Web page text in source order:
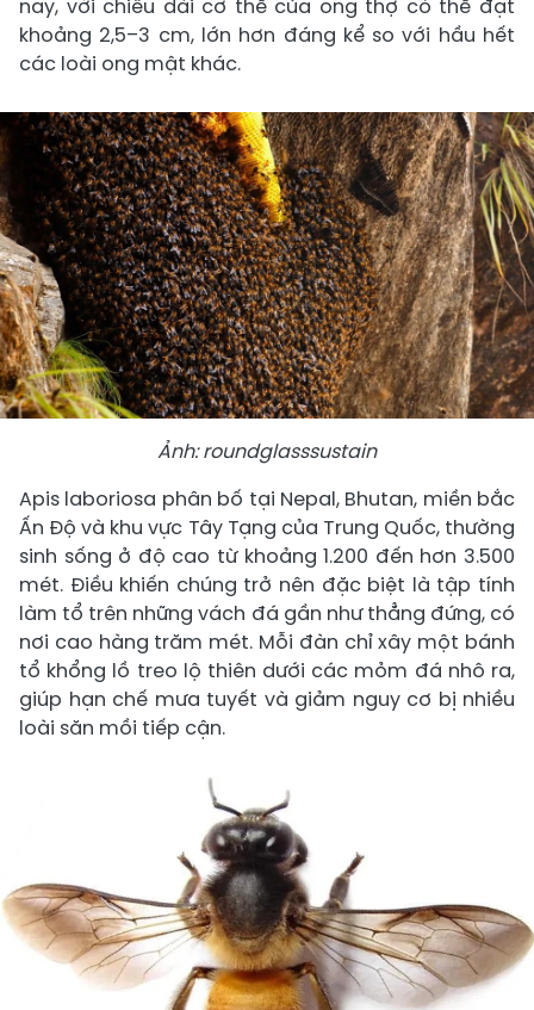
nay, với chiều dài cơ thể của ong thợ có thể đạt
khoảng 2,5–3 cm, lớn hơn đáng kể so với hầu hết
các loài ong mật khác.
Ảnh: roundglasssustain
Apis laboriosa phân bố tại Nepal, Bhutan, miền bắc
Ấn Độ và khu vực Tây Tạng của Trung Quốc, thường
sinh sống ở độ cao từ khoảng 1.200 đến hơn 3.500
mét. Điều khiến chúng trở nên đặc biệt là tập tính
làm tổ trên những vách đá gần như thẳng đứng, có
nơi cao hàng trăm mét. Mỗi đàn chỉ xây một bánh
tổ khổng lồ treo lộ thiên dưới các mỏm đá nhô ra,
giúp hạn chế mưa tuyết và giảm nguy cơ bị nhiều
loài săn mồi tiếp cận.